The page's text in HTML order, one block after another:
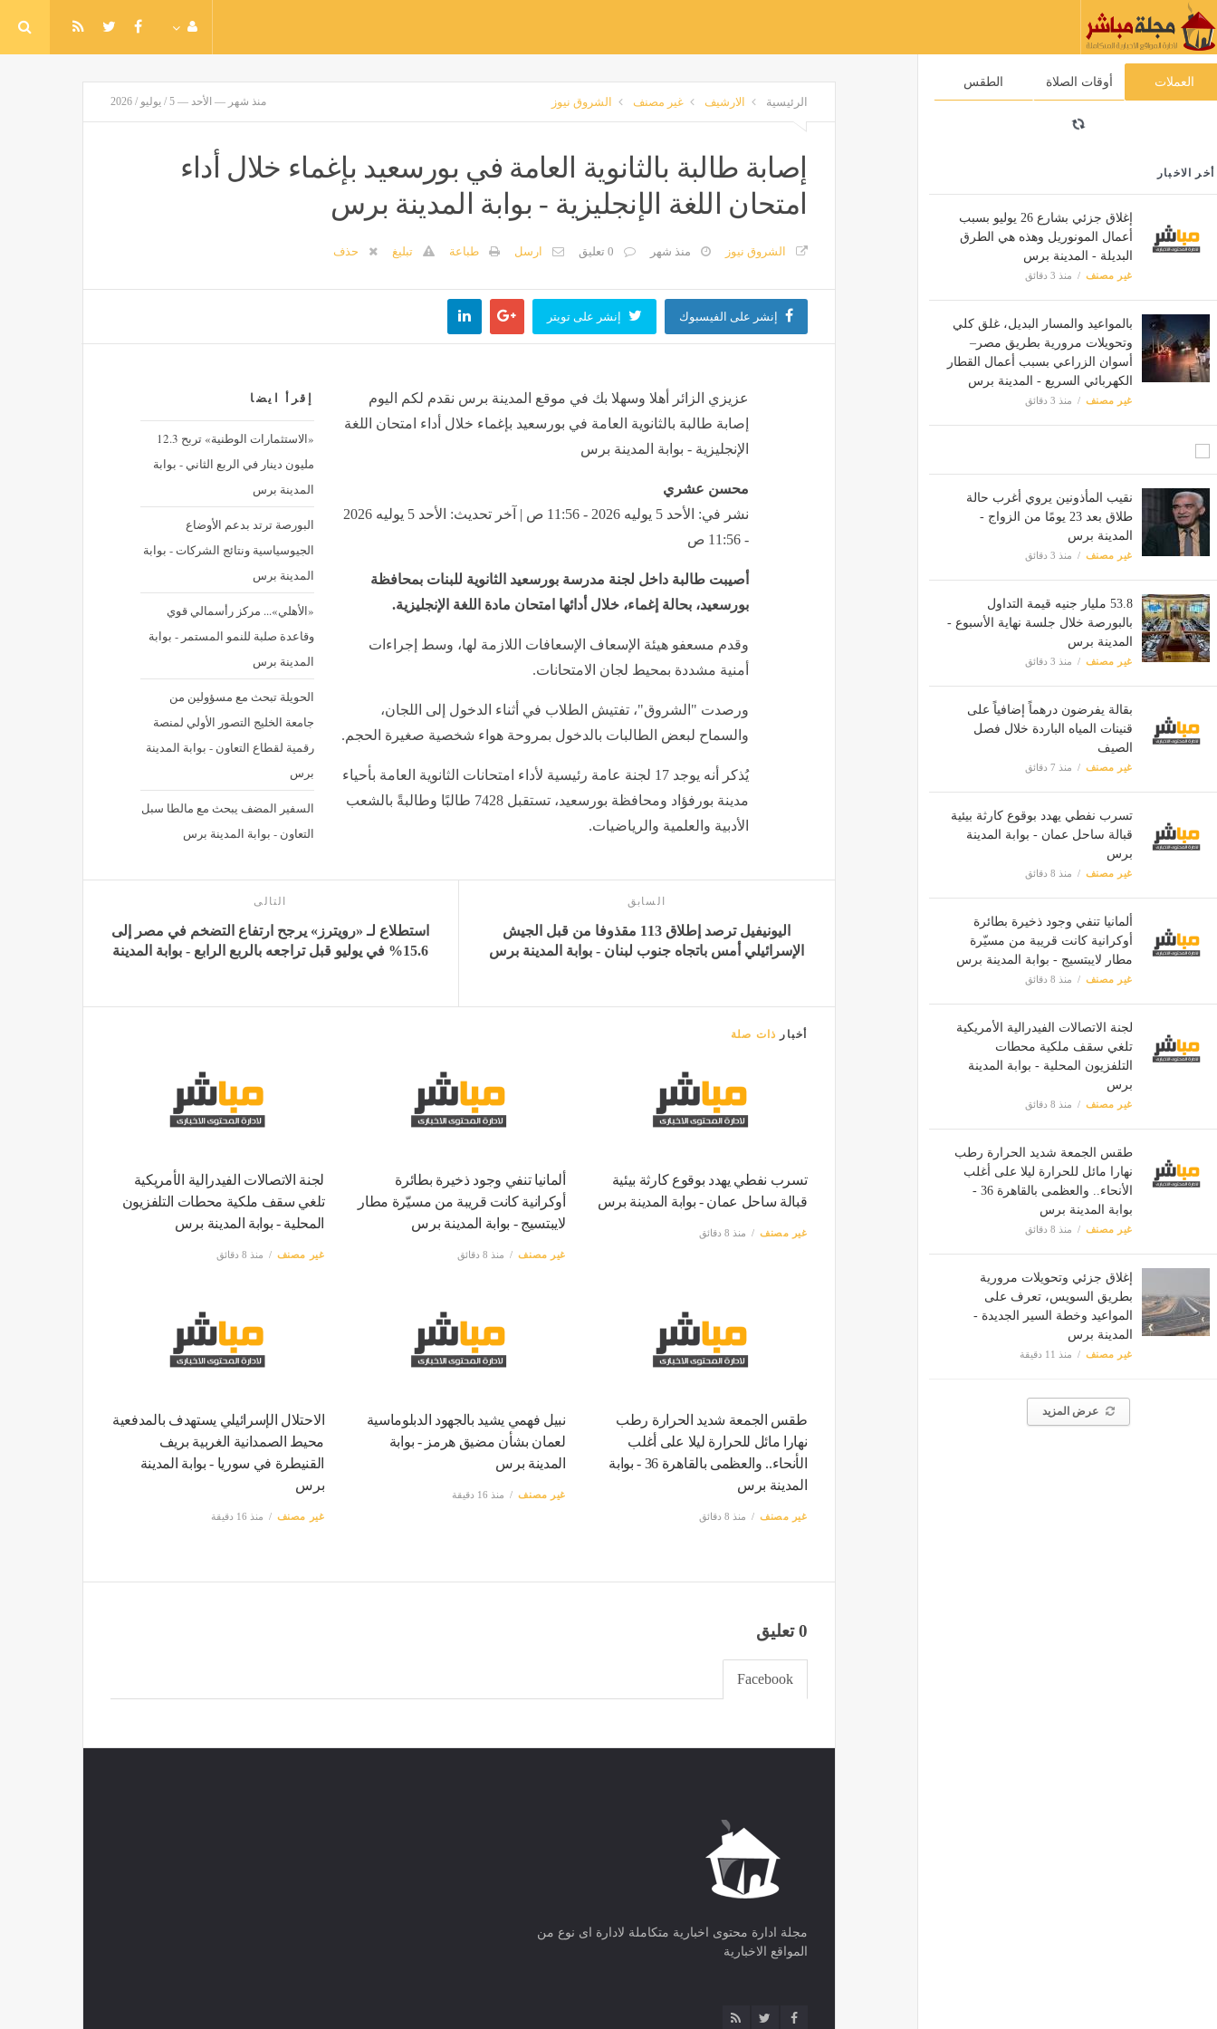
العملات أوقات الصلاة الطقس
أخر الاخبار
إغلاق جزئي بشارع 26 يوليو بسبب
أعمال المونوريل وهذه هي الطرق
البديلة - المدينة برس
غير مصنف منذ 3 دقائق
بالمواعيد والمسار البديل، غلق كلي
وتحويلات مرورية بطريق مصر–
أسوان الزراعي بسبب أعمال القطار
الكهربائي السريع - المدينة برس
غير مصنف منذ 3 دقائق
نقيب المأذونين يروي أغرب حالة
طلاق بعد 23 يومًا من الزواج -
المدينة برس
غير مصنف منذ 3 دقائق
53.8 مليار جنيه قيمة التداول
بالبورصة خلال جلسة نهاية الأسبوع -
المدينة برس
غير مصنف منذ 3 دقائق
بقالة يفرضون درهماً إضافياً على
قنينات المياه الباردة خلال فصل
الصيف
غير مصنف منذ 7 دقائق
تسرب نفطي يهدد بوقوع كارثة بيئية
قبالة ساحل عمان - بوابة المدينة
برس
غير مصنف منذ 8 دقائق
ألمانيا تنفي وجود ذخيرة بطائرة
أوكرانية كانت قريبة من مسيّرة
مطار لايبتسيج - بوابة المدينة برس
غير مصنف منذ 8 دقائق
لجنة الاتصالات الفيدرالية الأمريكية
تلغي سقف ملكية محطات
التلفزيون المحلية - بوابة المدينة
برس
غير مصنف منذ 8 دقائق
طقس الجمعة شديد الحرارة رطب
نهارا مائل للحرارة ليلا على أغلب
الأنحاء.. والعظمى بالقاهرة 36 -
بوابة المدينة برس
غير مصنف منذ 8 دقائق
إغلاق جزئي وتحويلات مرورية
بطريق السويس، تعرف على
المواعيد وخطة السير الجديدة -
المدينة برس
غير مصنف منذ 11 دقيقة
عرض المزيد
الرئيسية الارشيف غير مصنف الشروق نيوز منذ شهر — الأحد — 5 / يوليو / 2026
إصابة طالبة بالثانوية العامة في بورسعيد بإغماء خلال أداء
امتحان اللغة الإنجليزية - بوابة المدينة برس
الشروق نيوز منذ شهر 0 تعليق ارسل طباعة تبليغ حذف
إنشر على الفيسبوك إنشر على تويتر
إقرأ ايضا
«الاستثمارات الوطنية» تربح 12.3
مليون دينار في الربع الثاني - بوابة
المدينة برس
البورصة ترتد بدعم الأوضاع
الجيوسياسية ونتائج الشركات - بوابة
المدينة برس
«الأهلي»... مركز رأسمالي قوي
وقاعدة صلبة للنمو المستمر - بوابة
المدينة برس
الحويلة تبحث مع مسؤولين من
جامعة الخليج التصور الأولي لمنصة
رقمية لقطاع التعاون - بوابة المدينة
برس
السفير المضف يبحث مع مالطا سبل
التعاون - بوابة المدينة برس
عزيزي الزائر أهلا وسهلا بك في موقع المدينة برس نقدم لكم اليوم
إصابة طالبة بالثانوية العامة في بورسعيد بإغماء خلال أداء امتحان اللغة
الإنجليزية - بوابة المدينة برس
محسن عشري
نشر في: الأحد 5 يوليه 2026 - 11:56 ص | آخر تحديث: الأحد 5 يوليه 2026
- 11:56 ص
أصيبت طالبة داخل لجنة مدرسة بورسعيد الثانوية للبنات بمحافظة
بورسعيد، بحالة إغماء، خلال أدائها امتحان مادة اللغة الإنجليزية.
وقدم مسعفو هيئة الإسعاف الإسعافات اللازمة لها، وسط إجراءات
أمنية مشددة بمحيط لجان الامتحانات.
ورصدت "الشروق"، تفتيش الطلاب في أثناء الدخول إلى اللجان،
والسماح لبعض الطالبات بالدخول بمروحة هواء شخصية صغيرة الحجم.
يُذكر أنه يوجد 17 لجنة عامة رئيسية لأداء امتحانات الثانوية العامة بأحياء
مدينة بورفؤاد ومحافظة بورسعيد، تستقبل 7428 طالبًا وطالبةً بالشعب
الأدبية والعلمية والرياضيات.
السابق
اليونيفيل ترصد إطلاق 113 مقذوفا من قبل الجيش
الإسرائيلي أمس باتجاه جنوب لبنان - بوابة المدينة برس
التالى
استطلاع لـ «رويترز» يرجح ارتفاع التضخم في مصر إلى
15.6% في يوليو قبل تراجعه بالربع الرابع - بوابة المدينة
أخبار ذات صلة
تسرب نفطي يهدد بوقوع كارثة بيئية
قبالة ساحل عمان - بوابة المدينة برس
غير مصنف منذ 8 دقائق
ألمانيا تنفي وجود ذخيرة بطائرة
أوكرانية كانت قريبة من مسيّرة مطار
لايبتسيج - بوابة المدينة برس
غير مصنف منذ 8 دقائق
لجنة الاتصالات الفيدرالية الأمريكية
تلغي سقف ملكية محطات التلفزيون
المحلية - بوابة المدينة برس
غير مصنف منذ 8 دقائق
طقس الجمعة شديد الحرارة رطب
نهارا مائل للحرارة ليلا على أغلب
الأنحاء.. والعظمى بالقاهرة 36 - بوابة
المدينة برس
غير مصنف منذ 8 دقائق
نبيل فهمي يشيد بالجهود الدبلوماسية
لعمان بشأن مضيق هرمز - بوابة
المدينة برس
غير مصنف منذ 16 دقيقة
الاحتلال الإسرائيلي يستهدف بالمدفعية
محيط الصمدانية الغربية بريف
القنيطرة في سوريا - بوابة المدينة
برس
غير مصنف منذ 16 دقيقة
0 تعليق
Facebook
مجلة ادارة محتوى اخبارية متكاملة لادارة اى نوع من
المواقع الاخبارية